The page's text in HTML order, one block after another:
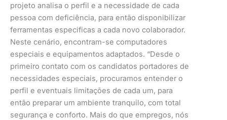
projeto analisa o perfil e a necessidade de cada
pessoa com deficiência, para então disponibilizar
ferramentas especificas a cada novo colaborador.
Neste cenário, encontram-se computadores
especiais e equipamentos adaptados. “Desde o
primeiro contato com os candidatos portadores de
necessidades especiais, procuramos entender o
perfil e eventuais limitações de cada um, para
então preparar um ambiente tranquilo, com total
segurança e conforto. Mais do que empregos, nós